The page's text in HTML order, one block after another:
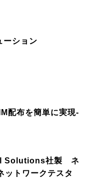
ーション
配布を簡単に実現-
Solutions社製 ネ
ットワークテスタ